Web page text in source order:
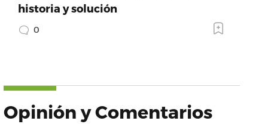
historia y solución
0
Opinión y Comentarios